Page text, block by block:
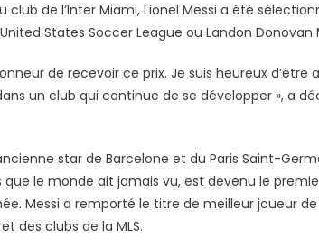
Joueur
MLS
L’année
2024
club de l’Inter Miami, Lionel Messi a été
States Soccer League ou Landon Donovan
de recevoir ce prix. Je suis heureux
un club qui continue de se développer », a
star de Barcelone et du Paris Saint-
le monde ait jamais vu, est devenu le
Messi a remporté le titre de meilleur joueur
des clubs de la MLS.